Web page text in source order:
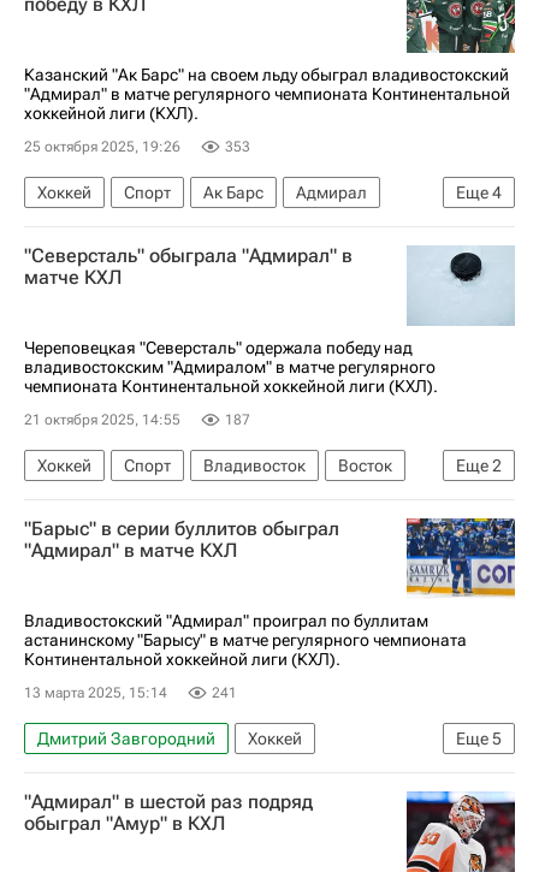
Казанский "Ак Барс" на своем льду обыграл владивостокский
"Адмирал" в матче регулярного чемпионата Континентальной
хоккейной лиги (КХЛ).
25 октября 2025, 19:26 353
Еще4
Хоккей Спорт Ак Барс
Адмирал
Никита Тертышный
Илья Сафонов
Александр Хмелевский
КХЛ 2025-2026
"Северсталь" обыграла "Адмирал" в
матче КХЛ
Череповецкая "Северсталь" одержала победу над
владивостокским "Адмиралом" в матче регулярного
чемпионата Континентальной хоккейной лиги (КХЛ).
21 октября 2025, 14:55 187
Еще2
Хоккей Спорт Владивосток
Восток
Казань
Николай Чебыкин
"Барыс" в серии буллитов обыграл
"Адмирал" в матче КХЛ
Владивостокский "Адмирал" проиграл по буллитам
астанинскому "Барысу" в матче регулярного чемпионата
Континентальной хоккейной лиги (КХЛ).
13 марта 2025, 15:14 241
Еще5
Дмитрий Завгородний
Хоккей
Либор Шулак
Аркадий Шестаков
Барыс
Адмирал
КХЛ 2025-2026
"Адмирал" в шестой раз подряд
обыграл "Амур" в КХЛ